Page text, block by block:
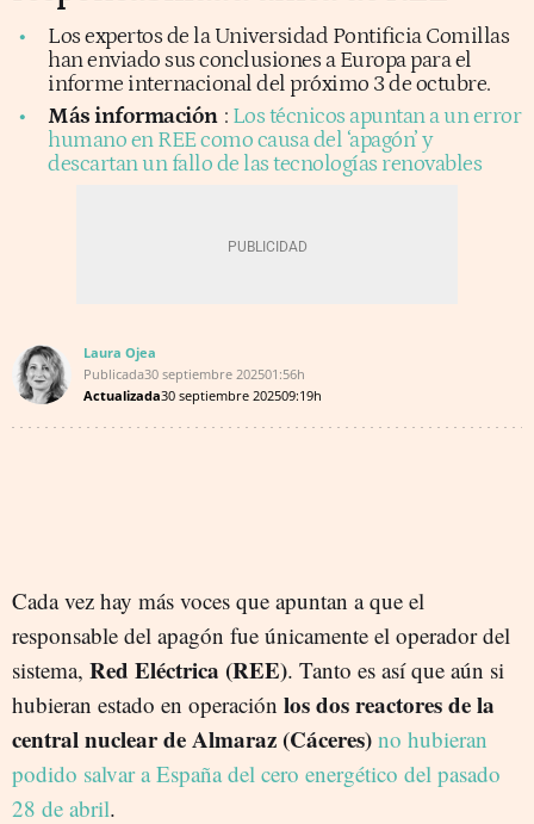
Los expertos de la Universidad Pontificia Comillas
han enviado sus conclusiones a Europa para el
informe internacional del próximo 3 de octubre.
Más información : Los técnicos apuntan a un error
humano en REE como causa del ‘apagón’ y
descartan un fallo de las tecnologías renovables
Laura Ojea
Publicada30 septiembre 202501:56h
Actualizada30 septiembre 202509:19h
Cada vez hay más voces que apuntan a que el
responsable del apagón fue únicamente el operador del
sistema, Red Eléctrica (REE). Tanto es así que aún si
hubieran estado en operación los dos reactores de la
central nuclear de Almaraz (Cáceres) no hubieran
podido salvar a España del cero energético del pasado
28 de abril.